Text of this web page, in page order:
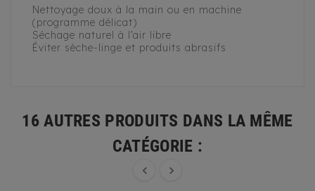
Nettoyage doux à la main ou en machine
(programme délicat)
Séchage naturel à l’air libre
Éviter sèche-linge et produits abrasifs
16 AUTRES PRODUITS DANS LA MÊME
CATÉGORIE :
 